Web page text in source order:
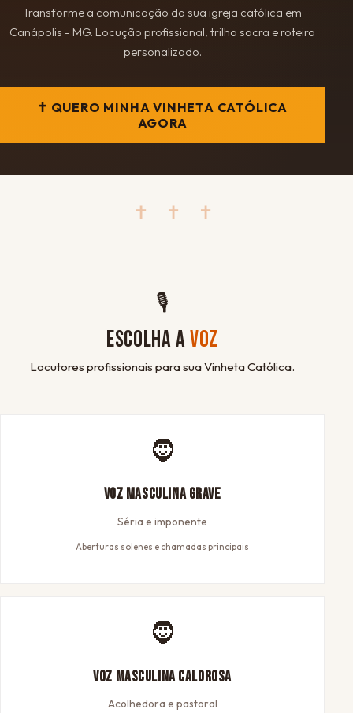
Transforme a comunicação da sua igreja católica em
Canápolis - MG. Locução profissional, trilha sacra e roteiro
personalizado.
✝ QUERO MINHA VINHETA CATÓLICA
AGORA
✝ ✝ ✝
🎙
ESCOLHA AVOZ
Locutores profissionais para sua Vinheta Católica.
🧔
Voz Masculina Grave
Séria e imponente
Aberturas solenes e chamadas principais
🧔
Voz Masculina Calorosa
Acolhedora e pastoral